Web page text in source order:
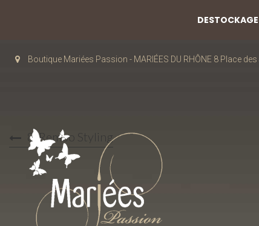
Boutique Mariées Passion - MARIÉES DU RHÔNE 8 Place
8-Rembo Styling